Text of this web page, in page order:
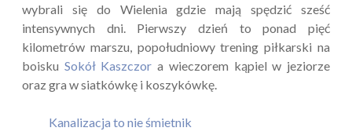
wybrali się do Wielenia gdzie mają spędzić sześć
intensywnych dni. Pierwszy dzień to ponad pięć
kilometrów marszu, popołudniowy trening piłkarski na
boisku Sokół Kaszczor a wieczorem kąpiel w jeziorze
oraz gra w siatkówkę i koszykówkę.
Kanalizacja to nie śmietnik